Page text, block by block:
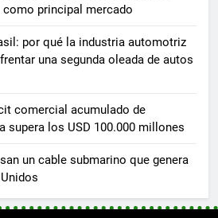
como principal mercado
por qué la industria automotriz
una segunda oleada de autos
comercial acumulado de
supera los USD 100.000 millones
un cable submarino que genera